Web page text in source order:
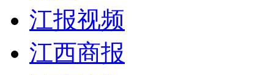
江报视频
江西商报